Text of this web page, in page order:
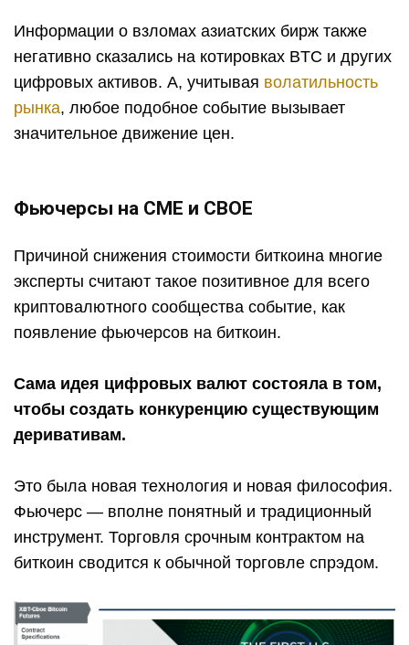
Информации о взломах азиатских бирж также
негативно сказались на котировках BTC и других
цифровых активов. А, учитывая волатильность
рынка, любое подобное событие вызывает
значительное движение цен.
Фьючерсы на СМЕ и СВОЕ
Причиной снижения стоимости биткоина многие
эксперты считают такое позитивное для всего
криптовалютного сообщества событие, как
появление фьючерсов на биткоин.
Сама идея цифровых валют состояла в том,
чтобы создать конкуренцию существующим
деривативам.
Это была новая технология и новая философия.
Фьючерс — вполне понятный и традиционный
инструмент. Торговля срочным контрактом на
биткоин сводится к обычной торговле спрэдом.